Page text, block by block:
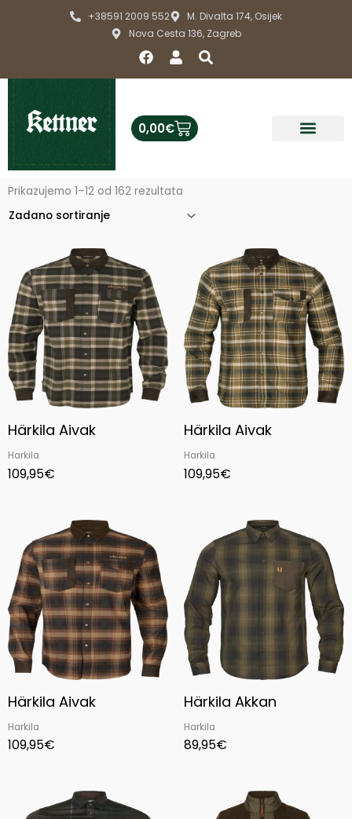
+38591 2009 552
M. Divalta 174, Osijek
Nova Cesta 136, Zagreb
F
a
b
o
U
s
S
e
0,00€Cart
Prikazujemo 1–12 od 162 rezultata
Härkila Aivak
Harkila
109,95€
Härkila Aivak
Harkila
109,95€
Härkila Aivak
Harkila
109,95€
Härkila Akkan
Harkila
89,95€